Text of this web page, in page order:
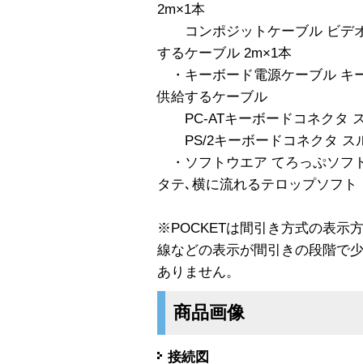
2m×1本
コンポジットケーブル ビデ
するケーブル 2m×1本
・キーボード電源ケーブル キ
供給するケーブル
PC-ATキーボードコネクタ
PS/2キーボードコネクタ ス
・ソフトウエア てろっぷソフ
タテ､横に流れるテロップソフト
※POCKETは間引き方式の表示
線などの表示が間引きの段階で
ありません。
商品画像
接続図